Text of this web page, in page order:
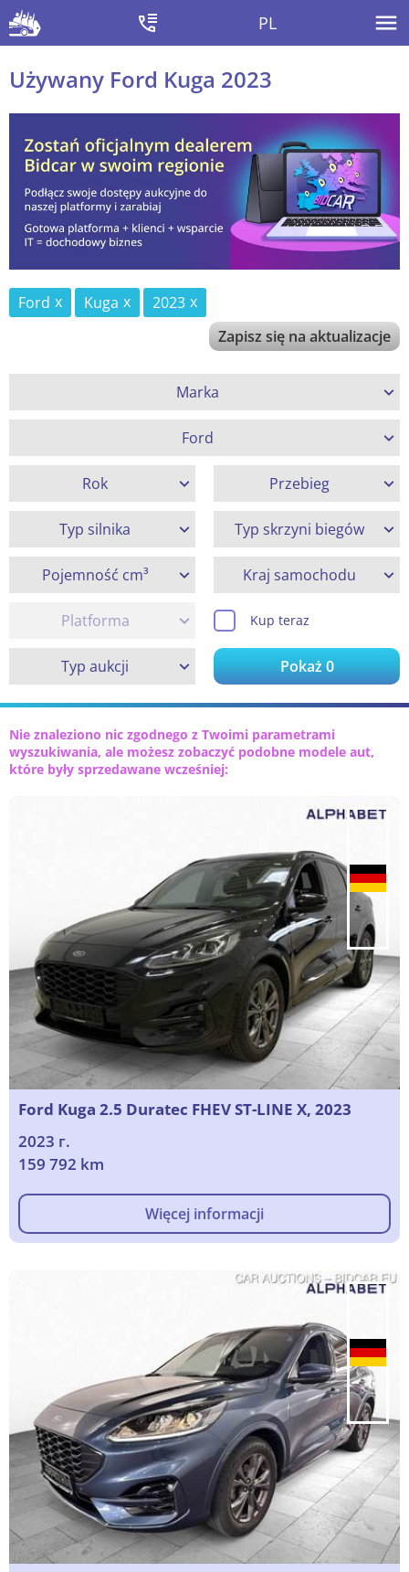
PL
Używany Ford Kuga 2023
Ford Kuga
2023
Zapisz się na aktualizacje
Marka
Ford
Rok Przebieg
Typ silnika Typ skrzyni biegów
Pojemność cm³ Kraj samochodu
Platforma Kup teraz
Typ aukcji Pokaż0
Nie znaleziono nic zgodnego z Twoimi parametrami
wyszukiwania, ale możesz zobaczyć podobne modele aut,
które były sprzedawane wcześniej:
Ford Kuga 2.5 Duratec FHEV ST-LINE X, 2023
2023 г.
159 792 km
Więcej informacji